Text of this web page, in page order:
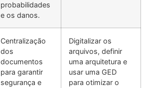
probabilidades
e os danos.
Centralização
dos
documentos
para garantir
segurança e
Digitalizar os
arquivos, definir
uma arquitetura e
usar uma GED
para otimizar o
ECLAIR
Online